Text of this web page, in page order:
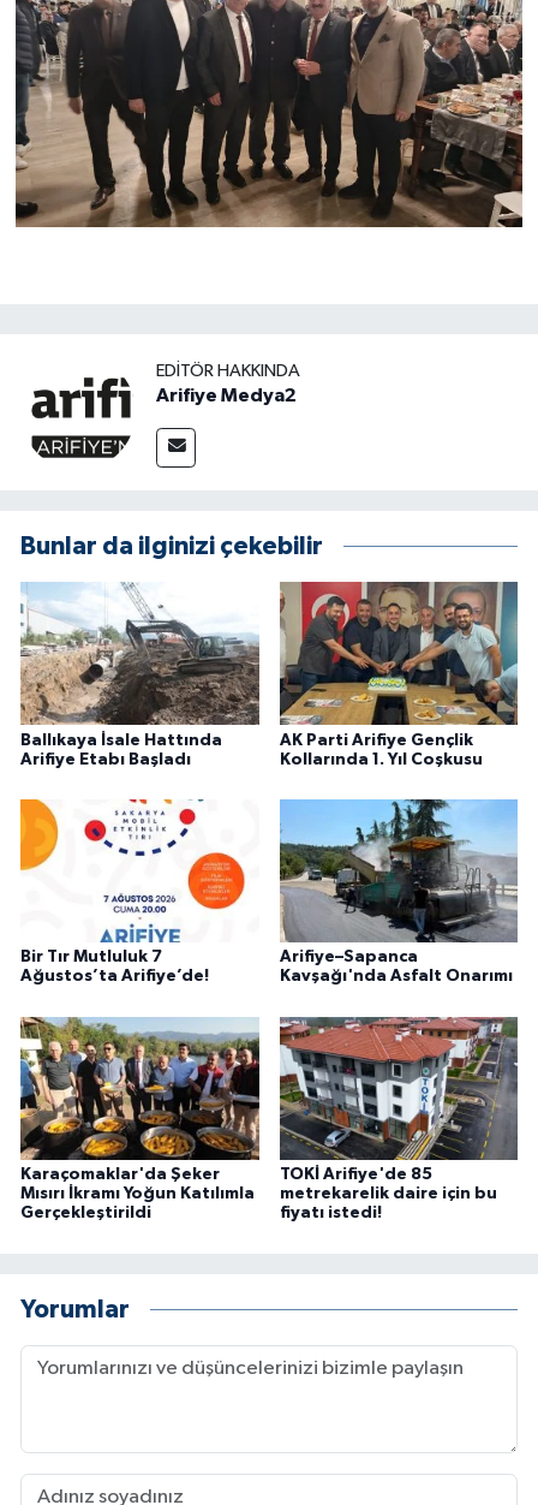
EDITÖR HAKKINDA
Arifiye Medya2
Bunlar da ilginizi çekebilir
Ballıkaya İsale Hattında
Arifiye Etabı Başladı
AK Parti Arifiye Gençlik
Kollarında 1. Yıl Coşkusu
Bir Tır Mutluluk 7
Ağustos’ta Arifiye’de!
Arifiye–Sapanca
Kavşağı'nda Asfalt Onarımı
Karaçomaklar'da Şeker
Mısırı İkramı Yoğun Katılımla
Gerçekleştirildi
TOKİ Arifiye'de 85
metrekarelik daire için bu
fiyatı istedi!
Yorumlar